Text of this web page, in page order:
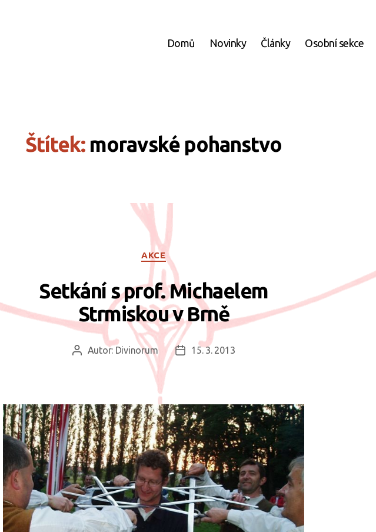
Domů Novinky Články Osobní sekce
Štítek: moravské pohanstvo
Rubriky
AKCE
Setkání s prof. Michaelem
Strmiskou v Brně
AutorAutor: Divinorum
Datum
15. 3. 2013